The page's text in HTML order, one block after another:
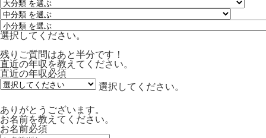
選択してください。
残りご質問はあと半分です！
直近の年収を教えてください。
直近の年収必須
選択してください。
ありがとうございます。
お名前を教えてください。
お名前必須